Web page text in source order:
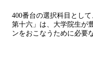
400番台の選択科目とし
第十六」は、大学院生が
ンをおこなうために必要